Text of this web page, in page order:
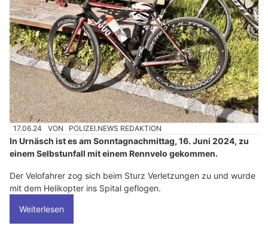
17.06.24 VON POLIZEI.NEWS REDAKTION
In Urnäsch ist es am Sonntagnachmittag, 16. Juni 2024, zu
einem Selbstunfall mit einem Rennvelo gekommen.
Der Velofahrer zog sich beim Sturz Verletzungen zu und wurde
mit dem Helikopter ins Spital geflogen.
Weiterlesen